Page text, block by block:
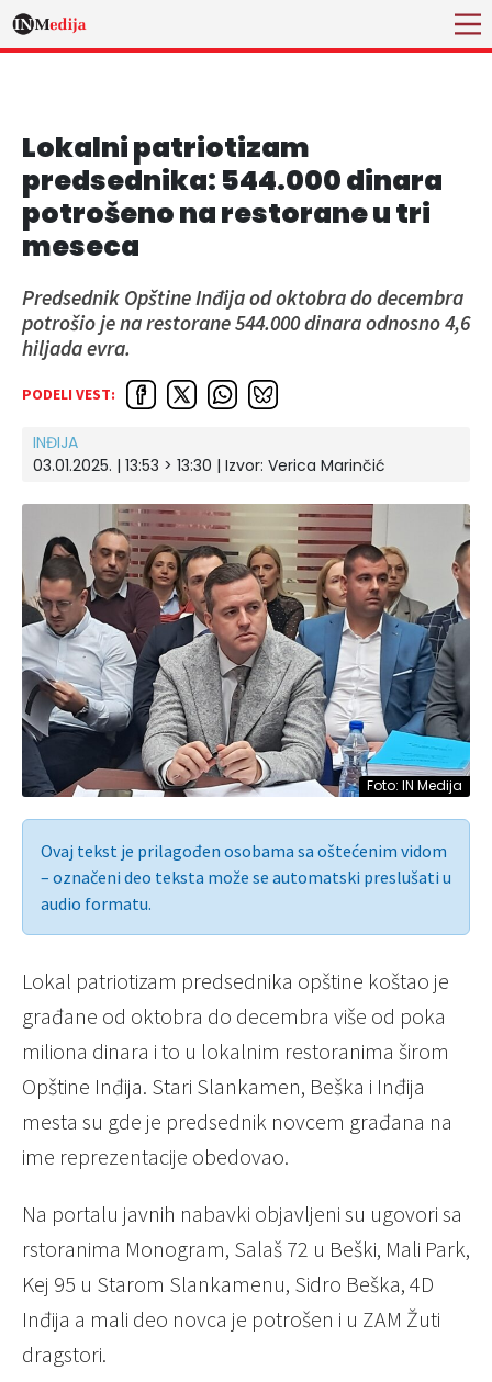
Lokalni patriotizam
predsednika: 544.000 dinara
potrošeno na restorane u tri
meseca
Predsednik Opštine Inđija od oktobra do decembra
potrošio je na restorane 544.000 dinara odnosno 4,6
hiljada evra.
PODELI VEST:
INĐIJA
03.01.2025. | 13:53 > 13:30 | Izvor: Verica Marinčić
Foto: IN Medija
Ovaj tekst je prilagođen osobama sa oštećenim vidom
– označeni deo teksta može se automatski preslušati u
audio formatu.
Lokal patriotizam predsednika opštine koštao je
građane od oktobra do decembra više od poka
miliona dinara i to u lokalnim restoranima širom
Opštine Inđija. Stari Slankamen, Beška i Inđija
mesta su gde je predsednik novcem građana na
ime reprezentacije obedovao.
Na portalu javnih nabavki objavljeni su ugovori sa
rstoranima Monogram, Salaš 72 u Beški, Mali Park,
Kej 95 u Starom Slankamenu, Sidro Beška, 4D
Inđija a mali deo novca je potrošen i u ZAM Žuti
dragstori.